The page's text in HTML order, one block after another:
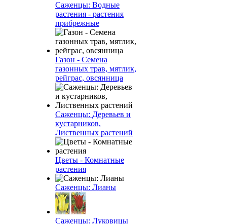
Саженцы: Водные
растения - растения
прибрежные
Газон - Семена
газонных трав, мятлик,
рейграс, овсянница
Саженцы: Деревьев и
кустарников,
Лиственных растений
Цветы - Комнатные
растения
Саженцы: Лианы
Саженцы: Луковицы